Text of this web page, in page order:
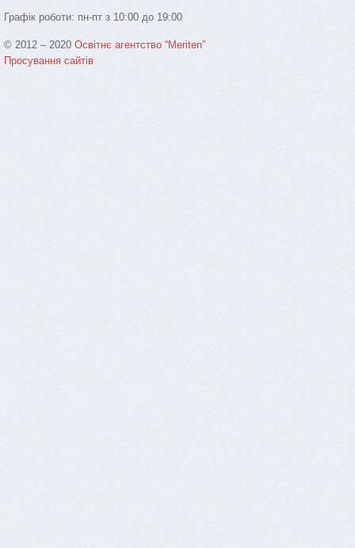
Графiк роботи: пн-пт з 10:00 до 19:00
© 2012 – 2020 Освітнє агентство “Meriten”
Просування сайтiв